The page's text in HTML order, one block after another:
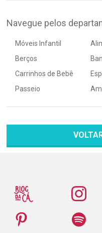
Navegue pelos
Móveis Infantil
Berços
Carrinhos de Bebê
Passeio